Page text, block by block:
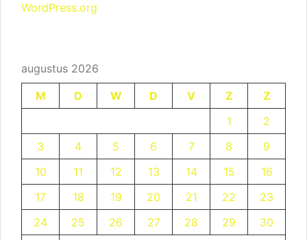
WordPress.org
augustus 2026
M
D W D V Z
Z
1
2
3
4 5 6 7 8
9
10
11 12 13 14 15
16
17
18 19 20 21 22
23
24
25 26 27 28 29
30